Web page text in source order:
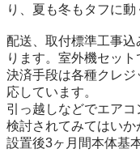
り、夏も冬もタフに動
配送、取付標準工事
ります。室外機セット
決済手段は各種クレ
応しています。
引っ越しなどでエア
検討されてみてはいか
設置後3ヶ月間本体基